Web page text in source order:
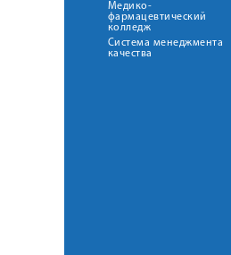
Медико-
фармацевтический
колледж
Система менеджмента
качества